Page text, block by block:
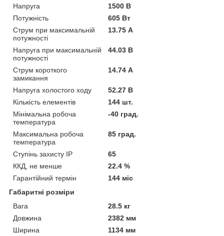
Напруга
1500 В
Потужність
605 Вт
Струм при максимальній
потужності
13.75 А
Напруга при максимальній
потужності
44.03 В
Струм короткого
замикання
14.74 А
Напруга холостого ходу
52.27 В
Кількість елементів
144 шт.
Мінімальна робоча
температура
-40 град.
Максимальна робоча
температура
85 град.
Ступінь захисту IP
65
ККД, не менше
22.4 %
Гарантійний термін
144 міс
Габаритні розміри
Вага
28.5 кг
Довжина
2382 мм
Ширина
1134 мм